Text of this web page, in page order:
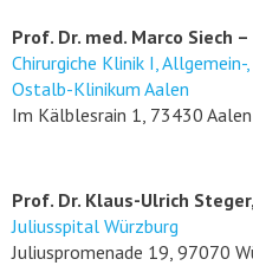
Prof. Dr. med. Marco Siech
Chirurgiche Klinik I,
Ostalb-Klinikum Aalen
Im Kälblesrain 1, 73430 Aalen
Prof. Dr. Klaus-Ulrich
Juliusspital Würzburg
Juliuspromenade 19, 97070